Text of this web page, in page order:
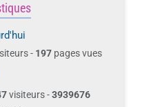
- 197 pages vues
visiteurs -3939676